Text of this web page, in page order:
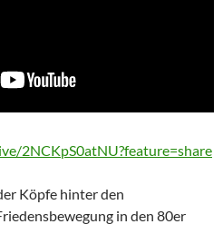
2NCKpS0atNU?feature=share
Köpfe hinter den
in den 80er